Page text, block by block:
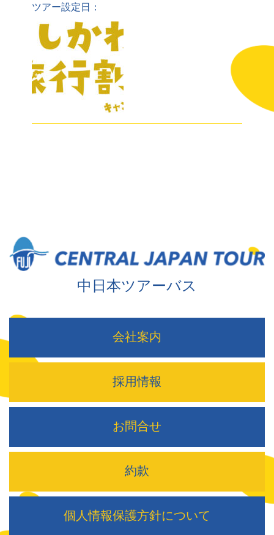
ツアー設定日：
中日本ツアーバス
会社案内
採用情報
お問合せ
約款
個人情報保護方針について